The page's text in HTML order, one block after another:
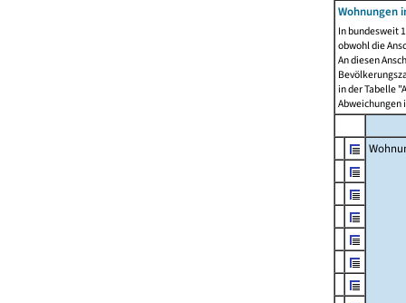
Wohnungen
In bundesweit
obwohl die
An diesen
in der Tabelle
Abweichungen